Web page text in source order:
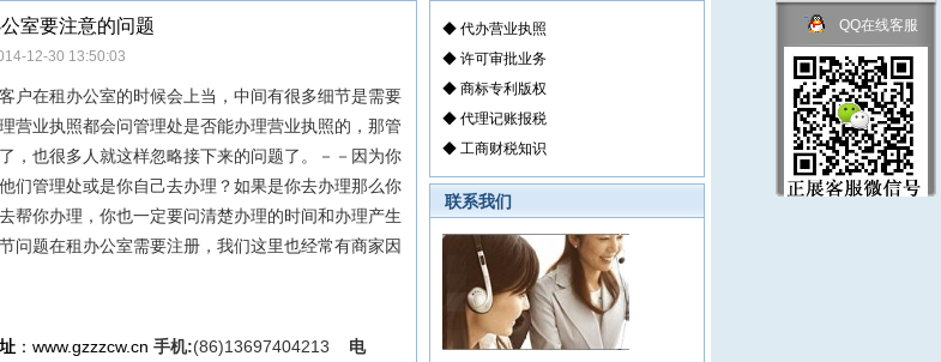
室要注意的问题
12-30 13:50:03
在租办公室的时候会上当，中间有很多细节是需要
营业执照都会问管理处是否能办理营业执照的，那管
，也很多人就这样忽略接下来的问题了。－－ 因为你
们管理处或是你自己去办理？如果是你去办理那么你
帮你办理，你也一定要问清楚办理的时间和办理产生
问题在租办公室需要注册 ，我们这里也经常有商家因
： www.gzzzcw.cn 手机:(86)13697404213
电
◆ 代办营业执照
◆ 许可审批业务
◆ 商标专利版权
◆ 代理记账报税
◆ 工商财税知识
联系我们
QQ在线客服